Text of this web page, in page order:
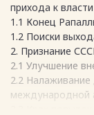
прихода к
1.1 Конец
1.2 Поиски
2. Признание
2.1 Улучшение
2.2 Налаживание
международной